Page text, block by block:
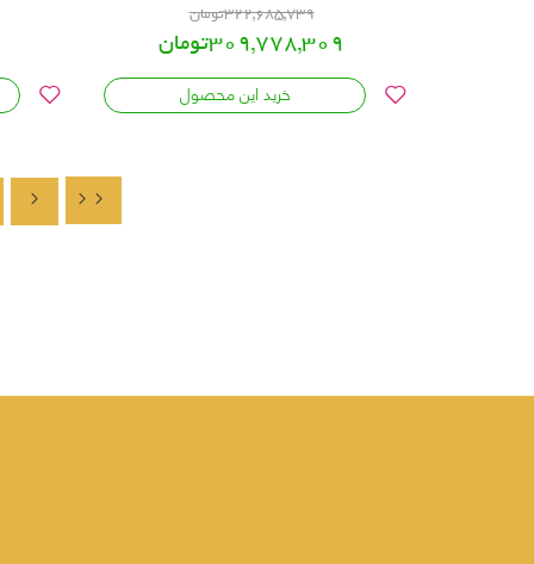
322,685,739تومان
309,778,309تومان
خرید این محصول